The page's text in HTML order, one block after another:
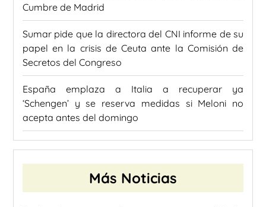
Cumbre de Madrid
Sumar pide que la directora del CNI informe de su
papel en la crisis de Ceuta ante la Comisión de
Secretos del Congreso
España emplaza a Italia a recuperar ya
‘Schengen’ y se reserva medidas si Meloni no
acepta antes del domingo
Más Noticias